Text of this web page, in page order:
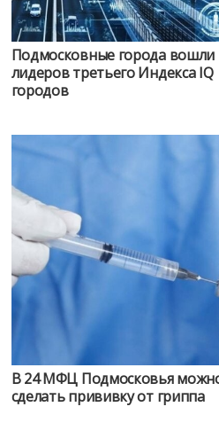
Подмосковные города вошли
лидеров третьего Индекса IQ
городов
В 24 МФЦ Подмосковья
сделать прививку от гриппа